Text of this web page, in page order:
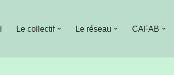
Le collectif Le réseau CAFAB